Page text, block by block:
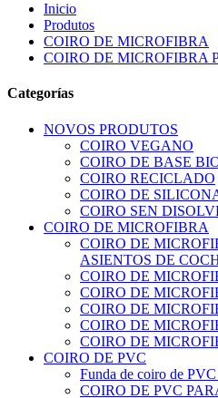
Inicio
Produtos
COIRO DE MICROFIBRA
COIRO DE MICROFIBRA
Categorías
NOVOS PRODUTOS
COIRO VEGANO
COIRO DE BASE
COIRO RECICLADO
COIRO DE
COIRO SEN
COIRO DE MICROFIBRA
COIRO DE
ASIENTOS DE
COIRO DE
COIRO DE
COIRO DE
COIRO DE
COIRO DE
COIRO DE PVC
Funda de coiro de PVC
COIRO DE PVC